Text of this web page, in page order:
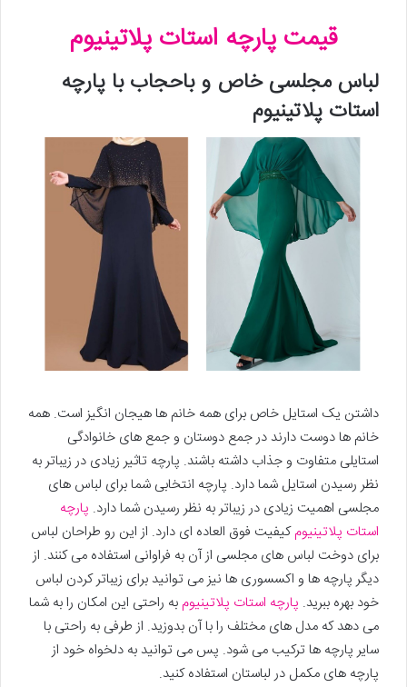
قیمت پارچه استات پلاتینیوم
لباس مجلسی خاص و باحجاب با پارچه
استات پلاتینیوم
داشتن یک استایل خاص برای همه خانم ها هیجان انگیز است. همه
خانم ها دوست دارند در جمع دوستان و جمع های خانوادگی
استایلی متفاوت و جذاب داشته باشند. پارچه تاثیر زیادی در زیباتر به
نظر رسیدن استایل شما دارد. پارچه انتخابی شما برای لباس های
مجلسی اهمیت زیادی در زیباتر به نظر رسیدن شما دارد. پارچه
استات پلاتینیومکیفیت فوق العاده ای دارد. از این رو طراحان لباس
برای دوخت لباس های مجلسی از آن به فراوانی استفاده می کنند. از
دیگر پارچه ها و اکسسوری ها نیز می توانید برای زیباتر کردن لباس
خود بهره ببرید. پارچه استات پلاتینیومبه راحتی این امکان را به شما
می دهد که مدل های مختلف را با آن بدوزید. از طرفی به راحتی با
سایر پارچه ها ترکیب می شود. پس می توانید به دلخواه خود از
پارچه های مکمل در لباستان استفاده کنید.